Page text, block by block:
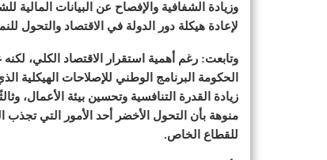
وزيادة الشفافية والإفصاح عن البيانات المالية
لإعادة هيكلة دور الدولة في الاقتصاد والتحول
وتابعت: رغم أهمية استقرار الاقتصاد الكلي،
زيادة القدرة التنافسية وتحسين بيئة الأعمال،
منوهة بأن التحول الأخضر أحد الأمور التي
للقطاع الخاص.